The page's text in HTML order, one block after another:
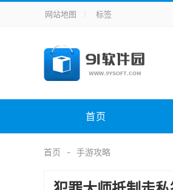
手机应用
手机游戏 H5游戏
电脑软件 其它类别
网站地图 标签
首页
首页 手游攻略